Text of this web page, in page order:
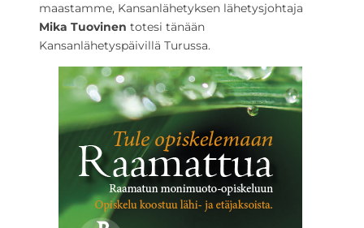
maastamme, Kansanlähetyksen lähetysjohtaja
Mika Tuovinen totesi tänään
Kansanlähetyspäivillä Turussa.